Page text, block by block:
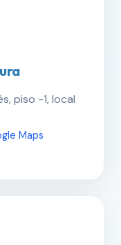
piso -1, local
Maps